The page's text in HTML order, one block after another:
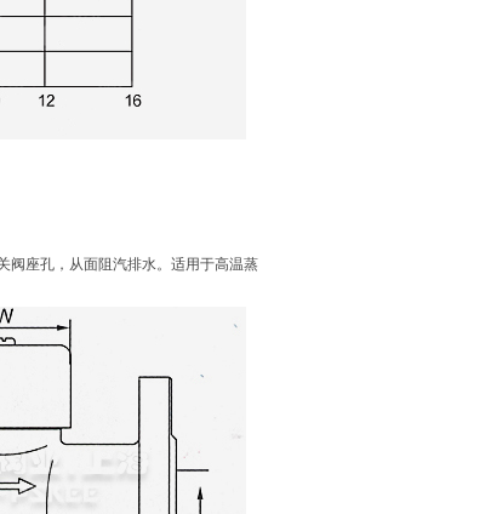
阀座孔，从面阻汽排水。适用于高温蒸